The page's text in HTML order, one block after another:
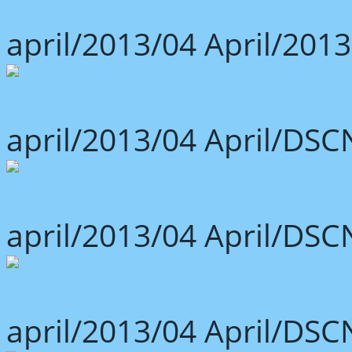
april/2013/04 April/
april/2013/04 April/
april/2013/04 April/
april/2013/04 April/